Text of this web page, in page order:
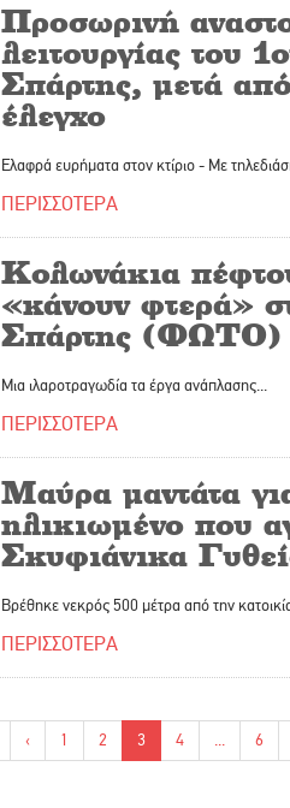
Προσωρινή
λειτουργίας του
Σπάρτης, μετά
έλεγχο
Ελαφρά ευρήματα στον κτίριο - Με
ΠΕΡΙΣΣΟΤΕΡΑ
Κολωνάκια
«κάνουν φτερά»
Σπάρτης (ΦΩΤΟ)
Μια ιλαροτραγωδία τα έργα ανάπλασης...
ΠΕΡΙΣΣΟΤΕΡΑ
Μαύρα μαντάτα
ηλικιωμένο που
Σκυφιάνικα
Βρέθηκε νεκρός 500 μέτρα από την
ΠΕΡΙΣΣΟΤΕΡΑ
‹ 1 2 3 4 ... 6